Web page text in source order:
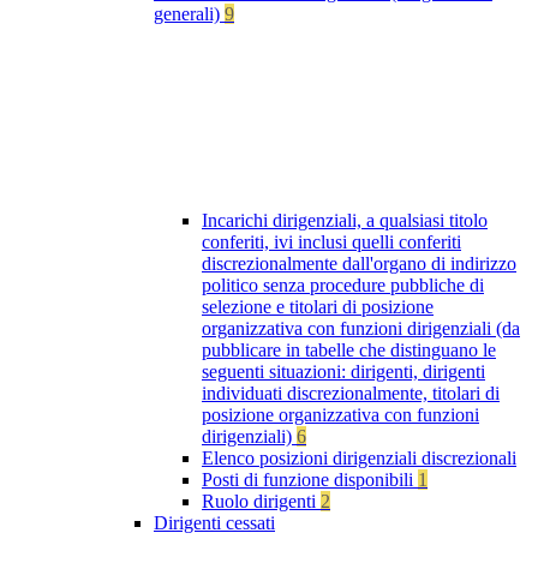
generali) 9
Incarichi dirigenziali, a qualsiasi titolo
conferiti, ivi inclusi quelli conferiti
discrezionalmente dall'organo di indirizzo
politico senza procedure pubbliche di
selezione e titolari di posizione
organizzativa con funzioni dirigenziali (da
pubblicare in tabelle che distinguano le
seguenti situazioni: dirigenti, dirigenti
individuati discrezionalmente, titolari di
posizione organizzativa con funzioni
dirigenziali) 6
Elenco posizioni dirigenziali discrezionali
Posti di funzione disponibili 1
Ruolo dirigenti 2
Dirigenti cessati